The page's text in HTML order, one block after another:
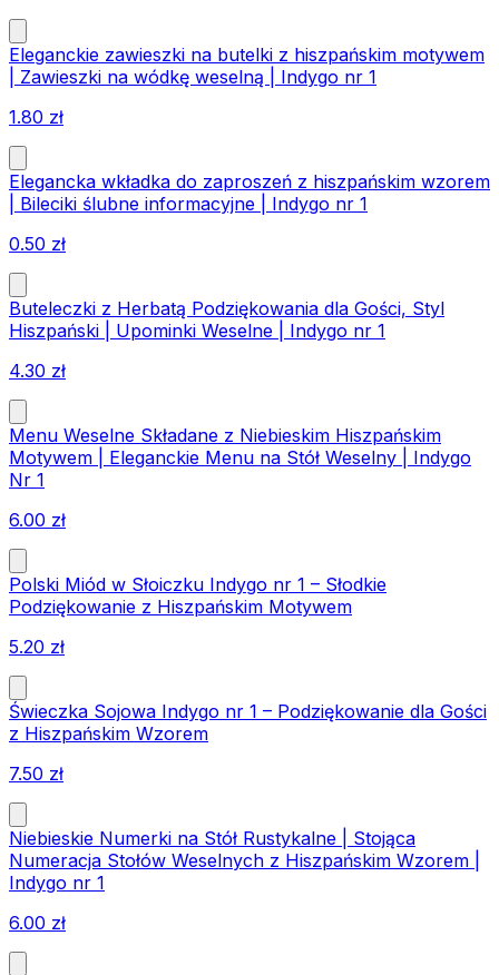
Eleganckie zawieszki na butelki z hiszpańskim motywem
| Zawieszki na wódkę weselną | Indygo nr 1
1.80 zł
Elegancka wkładka do zaproszeń z hiszpańskim wzorem
| Bileciki ślubne informacyjne | Indygo nr 1
0.50 zł
Buteleczki z Herbatą Podziękowania dla Gości, Styl
Hiszpański | Upominki Weselne | Indygo nr 1
4.30 zł
Menu Weselne Składane z Niebieskim Hiszpańskim
Motywem | Eleganckie Menu na Stół Weselny | Indygo
Nr 1
6.00 zł
Polski Miód w Słoiczku Indygo nr 1 – Słodkie
Podziękowanie z Hiszpańskim Motywem
5.20 zł
Świeczka Sojowa Indygo nr 1 – Podziękowanie dla Gości
z Hiszpańskim Wzorem
7.50 zł
Niebieskie Numerki na Stół Rustykalne | Stojąca
Numeracja Stołów Weselnych z Hiszpańskim Wzorem |
Indygo nr 1
6.00 zł